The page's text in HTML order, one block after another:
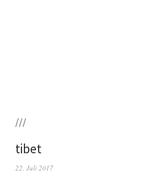
///
tibet
22. Juli 2017